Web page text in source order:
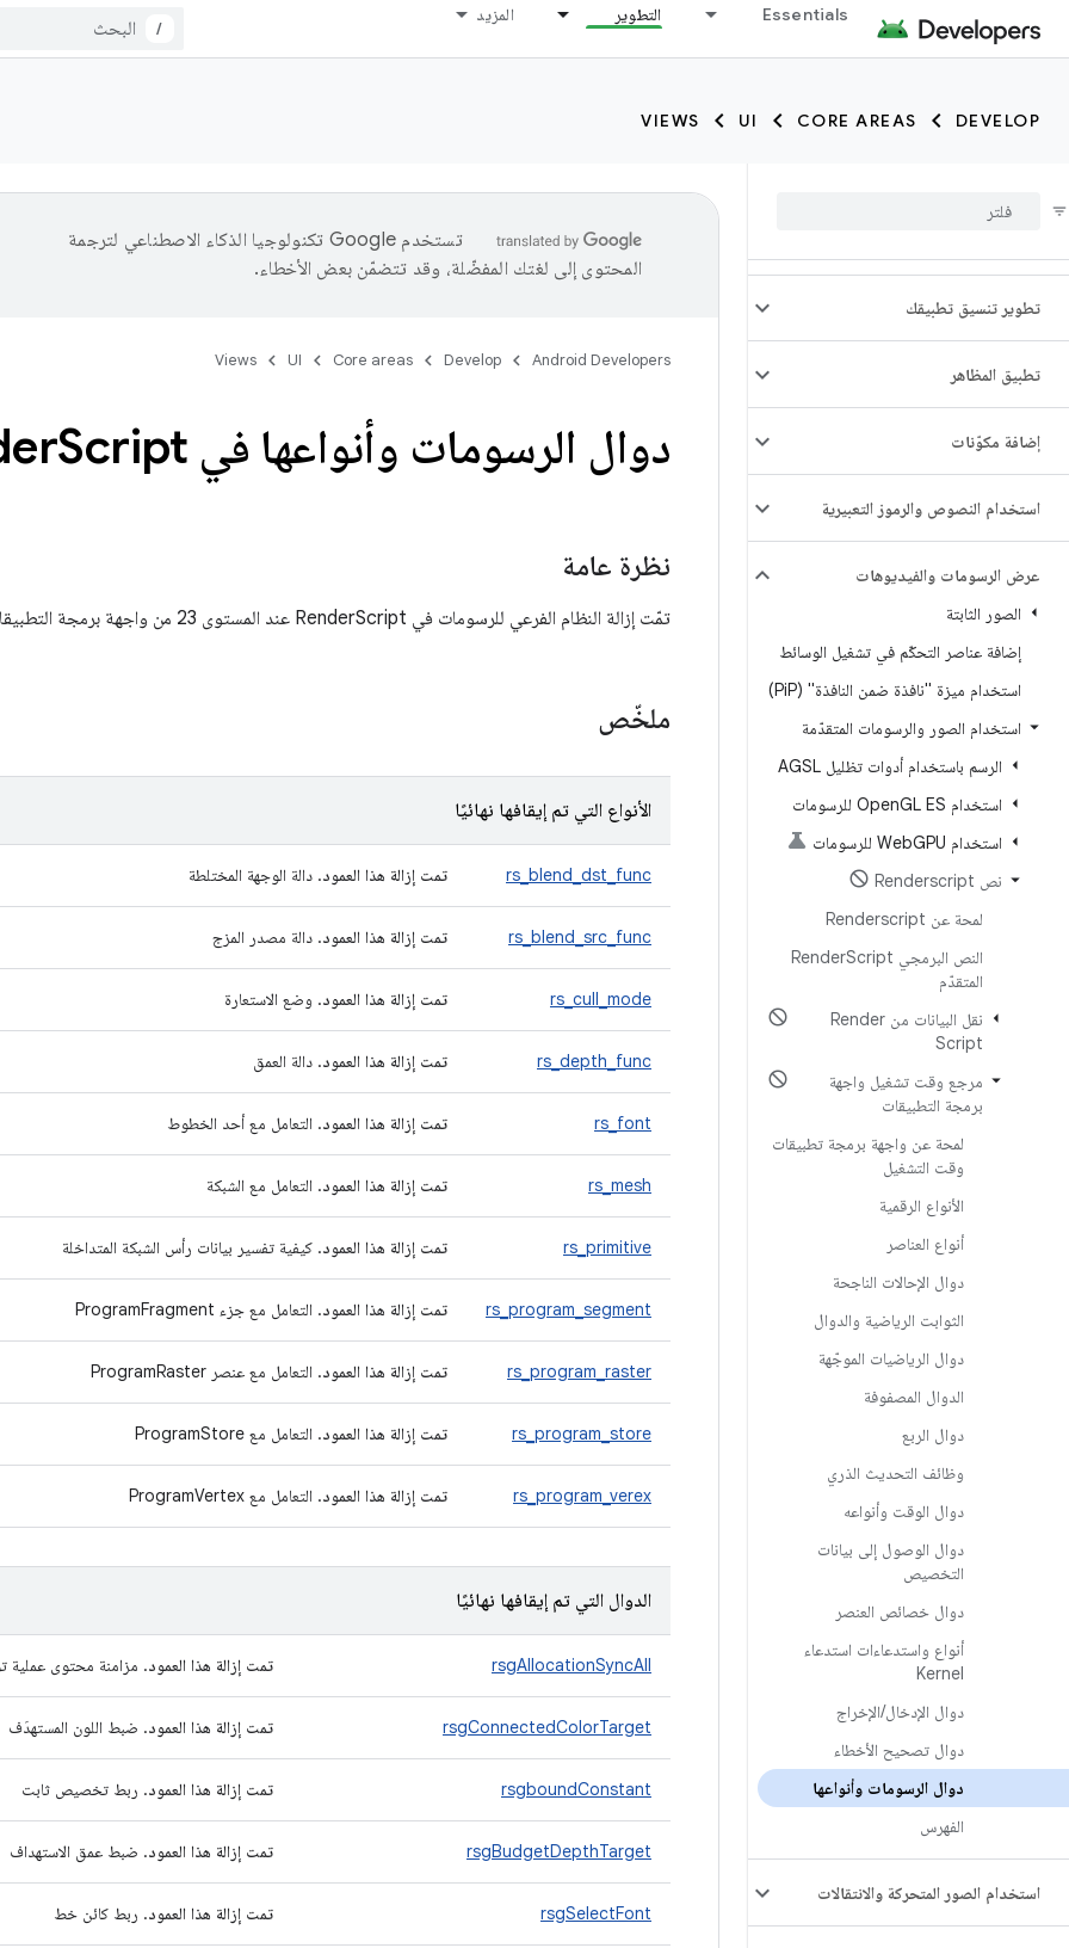
Essentials التطوير المزيد
/
DEVELOP
CORE AREAS
UI
VIEWS
تطوير تنسيق تطبيقك
تطبيق المظاهر
إضافة مكوّنات
استخدام النصوص والرموز التعبيرية
عرض الرسومات والفيديوهات
الصور الثابتة
إضافة عناصر التحكّم في تشغيل الوسائط
استخدام ميزة "نافذة ضمن النافذة" (PiP)
استخدام الصور والرسومات المتقدّمة
الرسم باستخدام أدوات تظليل AGSL
استخدام Open GL ES للرسومات
استخدام Web GPU للرسومات
نص Renderscript
لمحة عن Renderscript
النص البرمجي Render Script
المتقدّم
نقل البيانات من Render
Script
مرجع وقت تشغيل واجهة
برمجة التطبيقات
لمحة عن واجهة برمجة تطبيقات
وقت التشغيل
الأنواع الرقمية
أنواع العناصر
دوال الإحالات الناجحة
الثوابت الرياضية والدوال
دوال الرياضيات الموجّهة
الدوال المصفوفة
دوال الربع
وظائف التحديث الذري
دوال الوقت وأنواعه
دوال الوصول إلى بيانات
التخصيص
دوال خصائص العنصر
أنواع واستدعاءات استدعاء
Kernel
دوال الإدخال/الإخراج
دوال تصحيح الأخطاء
دوال الرسومات وأنواعها
الفهرس
استخدام الصور المتحركة والانتقالات
تستخدم Google تكنولوجيا الذكاء الاصطناعي لترجمة
المحتوى إلى لغتك المفضّلة، وقد تتضمّن بعض الأخطاء.
Android Developers
Develop
Core areas
UI
Views
دوال الرسومات وأنواعها في Render Script
نظرة عامة
تمّت إزالة النظام الفرعي للرسومات في RenderScript عند المستوى 23 من واجهة برمجة التطبيقات.
ملخّص
الأنواع التي تم إيقافها نهائيًا
rs_blend_dst_func تمت إزالة هذا العمود. دالة الوجهة المختلطة
rs_blend_src_func تمت إزالة هذا العمود. دالة مصدر المزج
rs_cull_mode تمت إزالة هذا العمود. وضع الاستعارة
rs_depth_func تمت إزالة هذا العمود. دالة العمق
rs_font تمت إزالة هذا العمود. التعامل مع أحد الخطوط
rs_mesh تمت إزالة هذا العمود. التعامل مع الشبكة
rs_primitive تمت إزالة هذا العمود. كيفية تفسير بيانات رأس الشبكة المتداخلة
rs_program_segment تمت إزالة هذا العمود. التعامل مع جزء ProgramFragment
rs_program_raster تمت إزالة هذا العمود. التعامل مع عنصر ProgramRaster
rs_program_store تمت إزالة هذا العمود. التعامل مع ProgramStore
rs_program_verex تمت إزالة هذا العمود. التعامل مع ProgramVertex
الدوال التي تم إيقافها نهائيًا
rsgAllocationSyncAll تمت إزالة هذا العمود. مزامنة محتوى عملية
rsgConnectedColorTarget تمت إزالة هذا العمود. ضبط اللون المستهدَف
rsgboundConstant تمت إزالة هذا العمود. ربط تخصيص ثابت
rsgBudgetDepthTarget تمت إزالة هذا العمود. ضبط عمق الاستهداف
rsgSelectFont تمت إزالة هذا العمود. ربط كائن خط